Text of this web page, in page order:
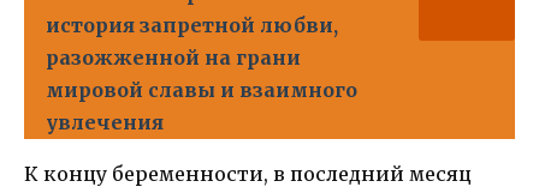
история запретной любви,
разожженной на грани
мировой славы и взаимного
увлечения
К концу беременности, в последний месяц